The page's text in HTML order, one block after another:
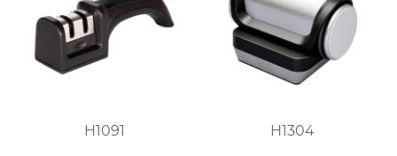
H1091 H1304